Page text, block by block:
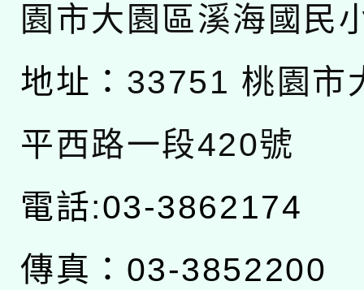
園市大園區溪海國民
地址： 33751 桃園市
平西路一段420號
電話:03-3862174
傳真：03-3852200